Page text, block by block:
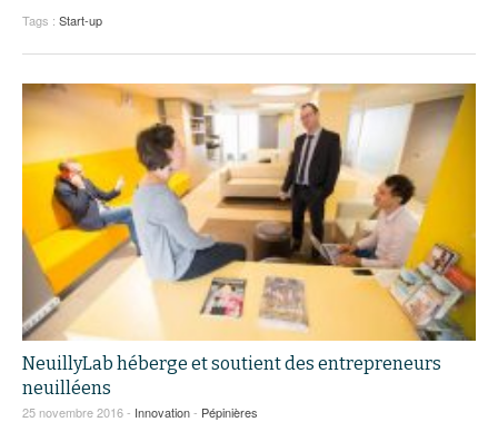
Tags : Start-up
NeuillyLab héberge et soutient des entrepreneurs
neuilléens
25 novembre 2016 - Innovation- Pépinières